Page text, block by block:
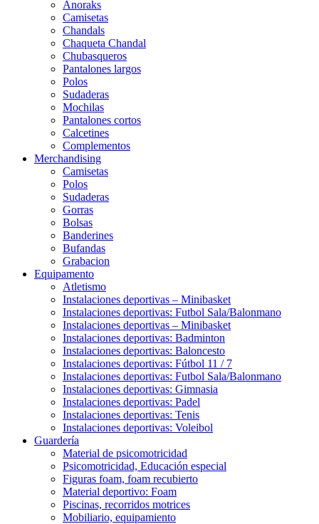
Anoraks
Camisetas
Chandals
Chaqueta Chandal
Chubasqueros
Pantalones largos
Polos
Sudaderas
Mochilas
Pantalones cortos
Calcetines
Complementos
Merchandising
Camisetas
Polos
Sudaderas
Gorras
Bolsas
Banderines
Bufandas
Grabacion
Equipamento
Atletismo
Instalaciones deportivas – Minibasket
Instalaciones deportivas: Futbol Sala/Balonmano
Instalaciones deportivas – Minibasket
Instalaciones deportivas: Badminton
Instalaciones deportivas: Baloncesto
Instalaciones deportivas: Fútbol 11 / 7
Instalaciones deportivas: Futbol Sala/Balonmano
Instalaciones deportivas: Gimnasia
Instalaciones deportivas: Padel
Instalaciones deportivas: Tenis
Instalaciones deportivas: Voleibol
Guardería
Material de psicomotricidad
Psicomotricidad, Educación especial
Figuras foam, foam recubierto
Material deportivo: Foam
Piscinas, recorridos motrices
Mobiliario, equipamiento